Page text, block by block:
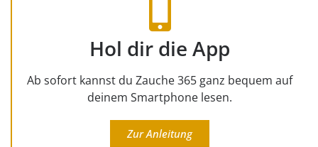
Hol dir die App
Ab sofort kannst du Zauche 365 ganz bequem auf
deinem Smartphone lesen.
Zur Anleitung